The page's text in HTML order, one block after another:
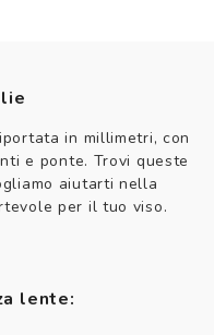
in millimetri, con
e ponte. Trovi queste
aiutarti nella
per il tuo viso.
lente: